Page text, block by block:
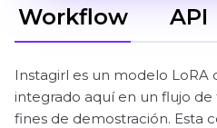
Workflow API
Instagirl es un modelo LoRA
integrado aquí en un flujo de
fines de demostración. Esta